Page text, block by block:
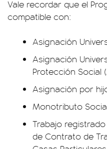
Vale recordar que el
compatible con:
Asignación
Asignación
Protección Social
Asignación por
Monotributo
Trabajo
de Contrato de